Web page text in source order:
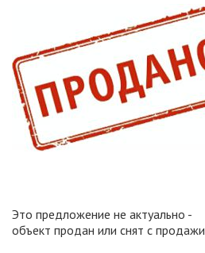
Это предложение не актуально -
объект продан или снят с продажи